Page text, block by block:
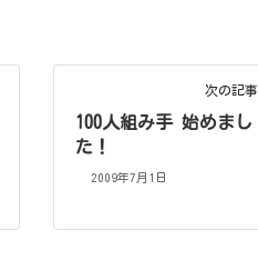
次の記事
100人組み手 始めまし
た！
2009年7月1日